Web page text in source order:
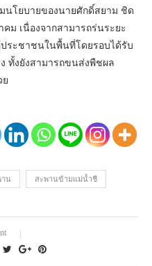
นโยบายของนายศักดิ์สยาม ชิด
ม เนื่องจากสามารถร่นระยะ
ระชาชนในพื้นที่โดยรอบได้รับ
ทั้งยังสามารถขนส่งพืชผล
ย
าน สะพานข้ามแม่น้ำชี